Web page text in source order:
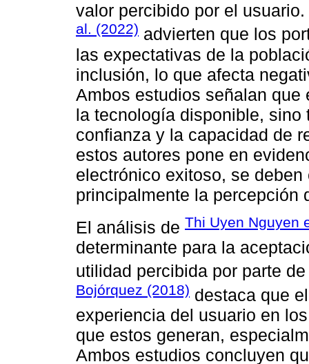
valor percibido por el
al. (2022) advierten que los
las expectativas de la
inclusión, lo que afecta
Ambos estudios señalan
la tecnología disponible,
confianza y la capacidad de
estos autores pone en
electrónico exitoso, se
principalmente la percepción
El análisis de Thi Uyen Nguyen
determinante para la
utilidad percibida por parte
Bojórquez (2018) destaca que
experiencia del usuario en
que estos generan,
Ambos estudios concluyen